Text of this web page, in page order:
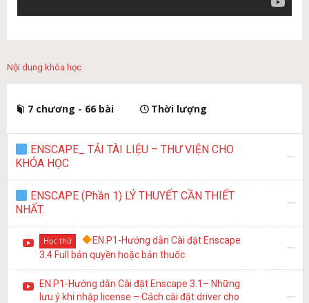
Nội dung khóa học
7 chương - 66 bài Thời lượng
ENSCAPE_ TẢI TÀI LIỆU – THƯ VIỆN CHO
KHÓA HỌC
ENSCAPE (Phần 1) LÝ THUYẾT CẦN THIẾT
NHẤT.
Học thử
EN.P1-Hướng dẫn Cài đặt Enscape
3.4 Full bản quyền hoặc bản thuốc
EN.P1-Hướng dẫn Cài đặt Enscape 3.1– Những
lưu ý khi nhập license – Cách cài đặt driver cho